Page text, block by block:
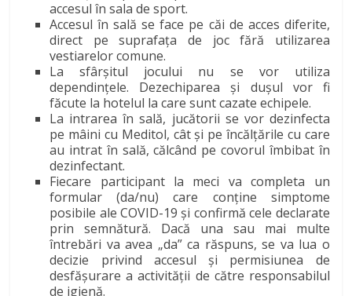
accesul în sala de sport.
Accesul în sală se face pe căi de acces diferite,
direct pe suprafața de joc fără utilizarea
vestiarelor comune.
La sfârșitul jocului nu se vor utiliza
dependințele. Dezechiparea și dușul vor fi
făcute la hotelul la care sunt cazate echipele.
La intrarea în sală, jucătorii se vor dezinfecta
pe mâini cu Meditol, cât și pe încălțările cu care
au intrat în sală, călcând pe covorul îmbibat în
dezinfectant.
Fiecare participant la meci va completa un
formular (da/nu) care conține simptome
posibile ale COVID-19 și confirmă cele declarate
prin semnătură. Dacă una sau mai multe
întrebări va avea „da” ca răspuns, se va lua o
decizie privind accesul și permisiunea de
desfășurare a activității de către responsabilul
de igienă.